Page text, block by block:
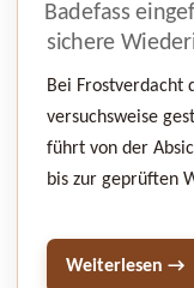
Badefass
sichere
Bei Frostverdacht
versuchsweise
führt von der
bis zur geprüften
Weiterlesen →